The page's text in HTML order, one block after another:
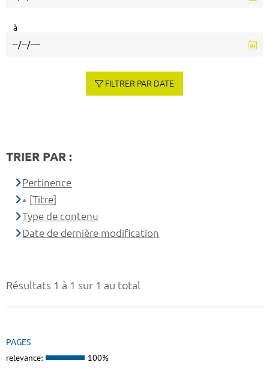
Résultats 1 à 1 sur 1 au total
PAGES
relevance: 100%
à
FILTRER PAR DATE
TRIER PAR :
Pertinence
[Titre]
Type de contenu
Date de dernière modification